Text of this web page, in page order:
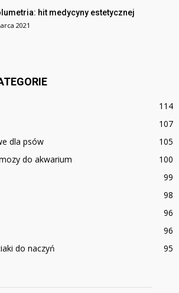
hit medycyny estetycznej
2021
114
107
dla psów
105
do akwarium
100
99
98
96
96
do naczyń
95